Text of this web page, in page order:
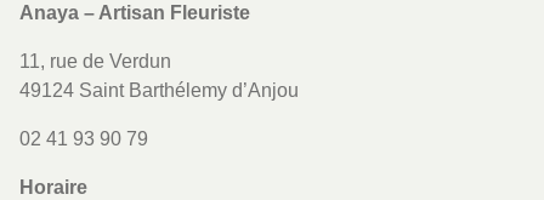
Anaya – Artisan Fleuriste
11, rue de Verdun
49124 Saint Barthélemy d’Anjou
02 41 93 90 79
Horaire